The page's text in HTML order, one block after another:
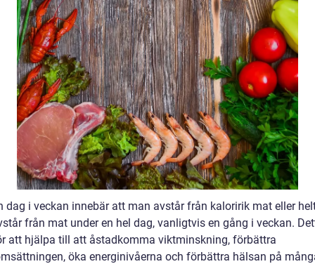
dag i veckan innebär att man avstår från kaloririk mat eller
från mat under en hel dag, vanligtvis en gång i veckan.
att hjälpa till att åstadkomma viktminskning, förbättra
öka energinivåerna och förbättra hälsan på